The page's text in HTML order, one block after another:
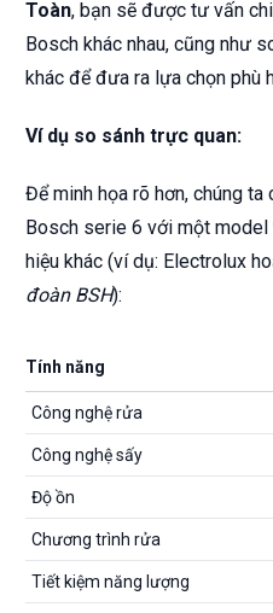
Toàn, bạn sẽ được tư vấn
Bosch khác nhau, cũng như
khác để đưa ra lựa chọn phù
Ví dụ so sánh trực quan:
Để minh họa rõ hơn, chúng
Bosch serie 6 với một
hiệu khác (ví dụ: Electrolux
đoàn BSH):
Tính năng
Công nghệ rửa
Công nghệ sấy
Độ ồn
Chương trình rửa
Tiết kiệm năng lượng